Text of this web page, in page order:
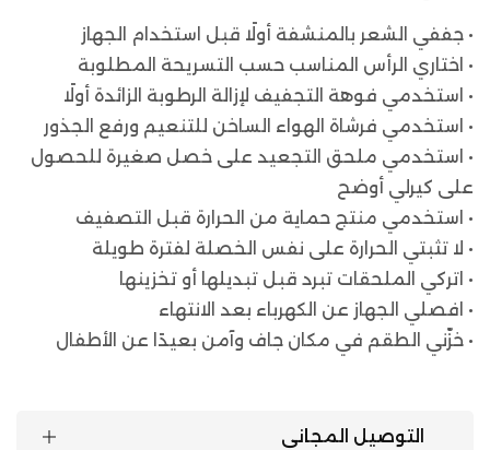
• جففي الشعر بالمنشفة أولًا قبل استخدام الجهاز
• اختاري الرأس المناسب حسب التسريحة المطلوبة
• استخدمي فوهة التجفيف لإزالة الرطوبة الزائدة أولًا
• استخدمي فرشاة الهواء الساخن للتنعيم ورفع الجذور
• استخدمي ملحق التجعيد على خصل صغيرة للحصول
على كيرلي أوضح
• استخدمي منتج حماية من الحرارة قبل التصفيف
• لا تثبتي الحرارة على نفس الخصلة لفترة طويلة
• اتركي الملحقات تبرد قبل تبديلها أو تخزينها
• افصلي الجهاز عن الكهرباء بعد الانتهاء
• خزّني الطقم في مكان جاف وآمن بعيدًا عن الأطفال
التوصيل المجاني